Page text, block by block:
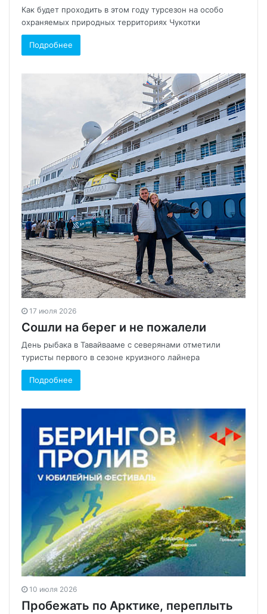
Как будет проходить в этом году турсезон на особо
охраняемых природных территориях Чукотки
Подробнее
17 июля 2026
Сошли на берег и не пожалели
День рыбака в Тавайвааме с северянами отметили
туристы первого в сезоне круизного лайнера
Подробнее
10 июля 2026
Пробежать по Арктике, переплыть